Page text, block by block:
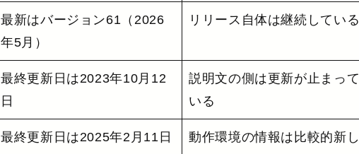
最新はバージョン61（2026
年5月）
リリース自体は継続している
最終更新日は2023年10月12
日
説明文の側は更新が止まって
いる
最終更新日は2025年2月11日
動作環境の情報は比較的新し